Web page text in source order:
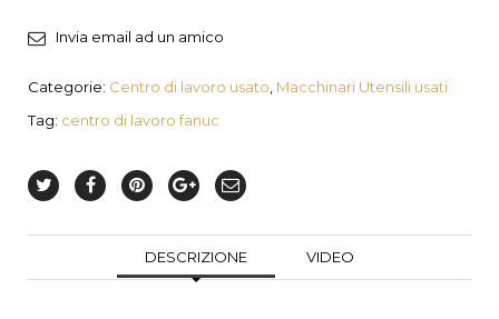
Invia email ad un amico
Categorie: Centro di lavoro usato Macchinari Utensili usati
Tag: centro di lavoro fanuc
DESCRIZIONE VIDEO